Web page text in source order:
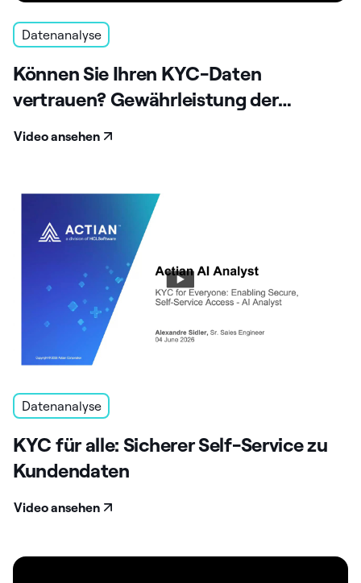
Datenanalyse
Können Sie Ihren KYC-Daten
vertrauen? Gewährleistung der
Genauigkeit durch Beobachtbarkeit
Video ansehen
Datenanalyse
KYC für alle: Sicherer Self-Service zu
Kundendaten
Video ansehen